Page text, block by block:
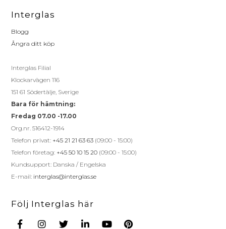
Interglas
Blogg
Ångra ditt köp
Interglas Filial
Klockarvägen 116
151 61 Södertälje, Sverige
Bara för hämtning:
Fredag 07.00 -17.00
Org.nr. 516412-1914
Telefon privat: +45 21 21 63 63 (09:00 - 15:00)
Telefon företag: +45 50 10 15 20 (09:00 - 15:00)
Kundsupport: Danska / Engelska
E-mail: interglas@interglas.se
Följ Interglas här